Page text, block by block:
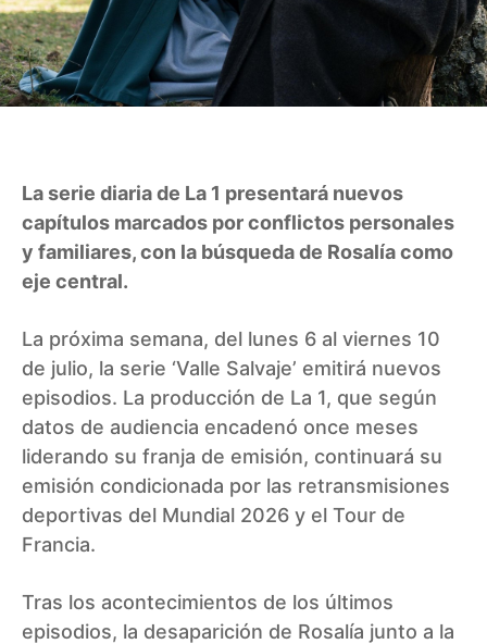
La serie diaria de La 1 presentará nuevos
capítulos marcados por conflictos personales
y familiares, con la búsqueda de Rosalía como
eje central.
La próxima semana, del lunes 6 al viernes 10
de julio, la serie ‘Valle Salvaje’ emitirá nuevos
episodios. La producción de La 1, que según
datos de audiencia encadenó once meses
liderando su franja de emisión, continuará su
emisión condicionada por las retransmisiones
deportivas del Mundial 2026 y el Tour de
Francia.
Tras los acontecimientos de los últimos
episodios, la desaparición de Rosalía junto a la